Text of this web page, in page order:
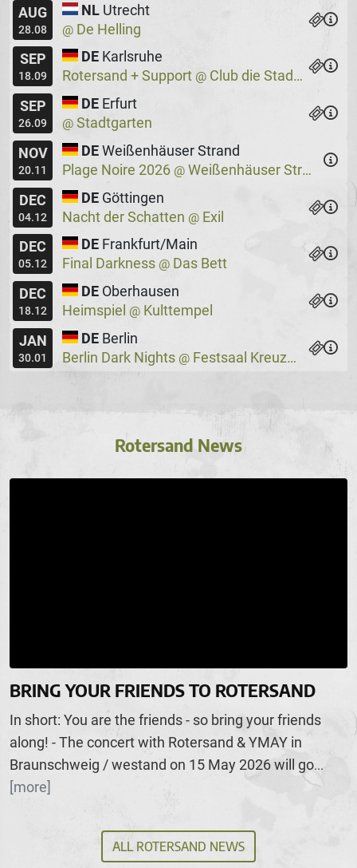
AUG
28.08
NL Utrecht
@ De Helling
SEP
18.09
DE Karlsruhe
Rotersand + Support @ Club die Stadtmitte
SEP
26.09
DE Erfurt
@ Stadtgarten
NOV
20.11
DE Weißenhäuser Strand
Plage Noire 2026 @ Weißenhäuser Strand
DEC
04.12
DE Göttingen
Nacht der Schatten @ Exil
DEC
05.12
DE Frankfurt/Main
Final Darkness @ Das Bett
DEC
18.12
DE Oberhausen
Heimspiel @ Kulttempel
JAN
30.01
DE Berlin
Berlin Dark Nights @ Festsaal Kreuzberg
Rotersand News
BRING YOUR FRIENDS TO ROTERSAND
In short: You are the friends - so bring your friends
along! - The concert with Rotersand & YMAY in
Braunschweig / westand on 15 May 2026 will go...
[more]
ALL ROTERSAND NEWS